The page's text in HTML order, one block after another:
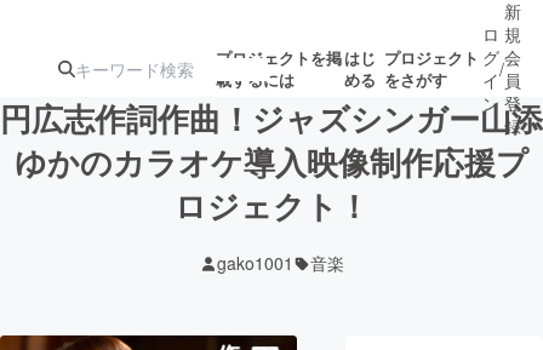
プロジェクトを掲
載するには
はじ
める
プロジェクト
をさがす
注目の新着プロ募集終了が近いプ
ロ
グ
イ
ン
/
新
規
会
員
登
録
円広志作詞作曲！ジャズシンガー山添
ゆかのカラオケ導入映像制作応援プ
ロジェクト！
gako1001 音楽